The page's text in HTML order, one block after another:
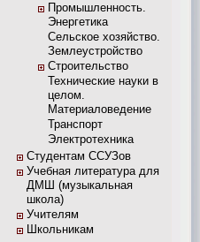
Промышленность.
Энергетика
Сельское хозяйство.
Землеустройство
Строительство
Технические науки в
целом.
Материаловедение
Транспорт
Электротехника
Студентам ССУЗов
Учебная литература для
ДМШ (музыкальная
школа)
Учителям
Школьникам